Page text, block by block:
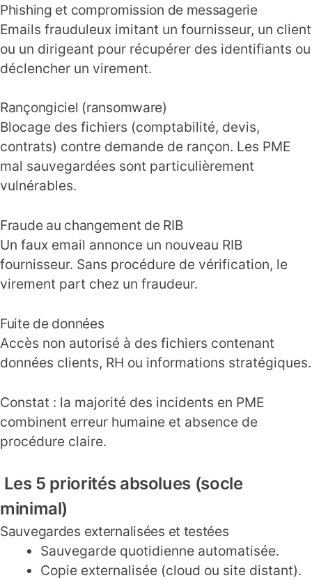
Phishing et compromission de messagerie
Emails frauduleux imitant un fournisseur, un client
ou un dirigeant pour récupérer des identifiants ou
déclencher un virement.
Rançongiciel (ransomware)
Blocage des fichiers (comptabilité, devis,
contrats) contre demande de rançon. Les PME
mal sauvegardées sont particulièrement
vulnérables.
Fraude au changement de RIB
Un faux email annonce un nouveau RIB
fournisseur. Sans procédure de vérification, le
virement part chez un fraudeur.
Fuite de données
Accès non autorisé à des fichiers contenant
données clients, RH ou informations stratégiques.
Constat : la majorité des incidents en PME
combinent erreur humaine et absence de
procédure claire.
Les 5 priorités absolues (socle
minimal)
Sauvegardes externalisées et testées
Sauvegarde quotidienne automatisée.
Copie externalisée (cloud ou site distant).